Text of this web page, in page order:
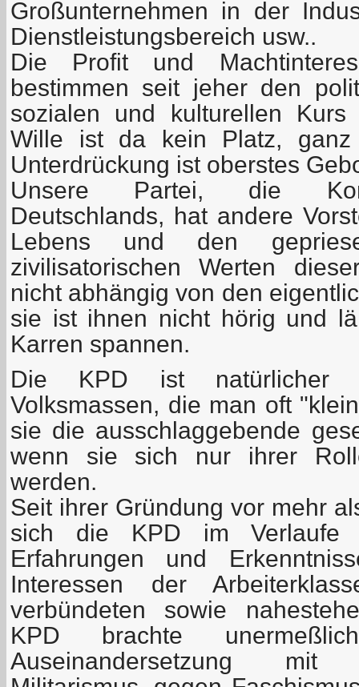
Großunternehmen in der
Dienstleistungsbereich usw..
Die Profit und
bestimmen seit jeher den
sozialen und kulturellen
Wille ist da kein Platz, ganz
Unterdrückung ist oberstes
Unsere Partei, die
Deutschlands, hat andere
Lebens und den
zivilisatorischen Werten
nicht abhängig von den
sie ist ihnen nicht hörig und
Karren spannen.
Die KPD ist natürlicher
Volksmassen, die man oft
sie die ausschlaggebende
wenn sie sich nur ihrer
werden.
Seit ihrer Gründung vor mehr
sich die KPD im Verlaufe
Erfahrungen und
Interessen der
verbündeten sowie
KPD brachte
Auseinandersetzung